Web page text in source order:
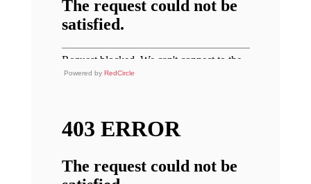
Powered by RedCircle